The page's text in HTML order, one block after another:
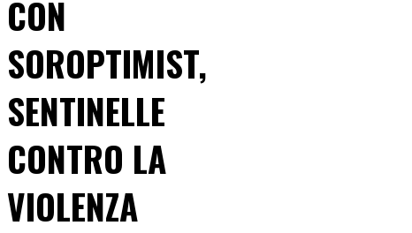
CON
SOROPTIMIST,
SENTINELLE
CONTRO LA
VIOLENZA